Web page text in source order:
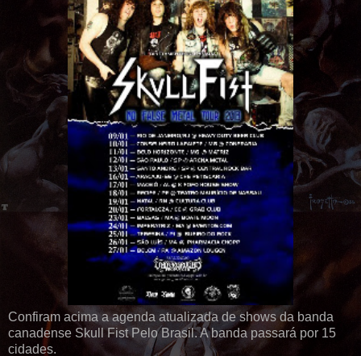
Confiram acima a agenda atualizada de shows da banda
canadense Skull Fist Pelo Brasil. A banda passará por 15
cidades.